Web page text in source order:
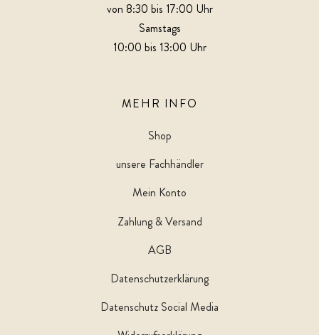
von 8:30 bis 17:00 Uhr
Samstags
10:00 bis 13:00 Uhr
MEHR INFO
Shop
unsere Fachhändler
Mein Konto
Zahlung & Versand
AGB
Datenschutzerklärung
Datenschutz Social Media